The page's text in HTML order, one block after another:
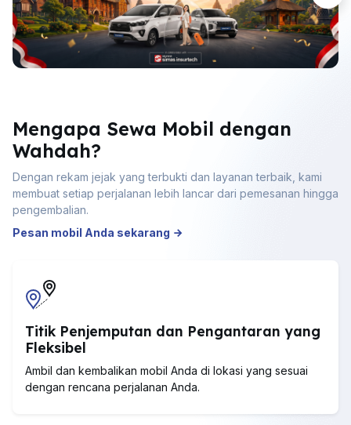
Mengapa Sewa Mobil dengan
Wahdah?
Dengan rekam jejak yang terbukti dan layanan terbaik, kami
membuat setiap perjalanan lebih lancar dari pemesanan hingga
pengembalian.
Pesan mobil Anda sekarang
Titik Penjemputan dan Pengantaran yang
Fleksibel
Ambil dan kembalikan mobil Anda di lokasi yang sesuai
dengan rencana perjalanan Anda.